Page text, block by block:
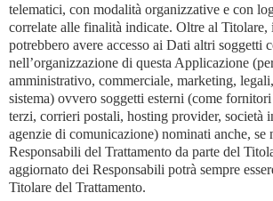
telematici, con modalità organizzative e con
correlate alle finalità indicate. Oltre al Titolare,
potrebbero avere accesso ai Dati altri soggetti
nell’organizzazione di questa Applicazione
amministrativo, commerciale, marketing,
sistema) ovvero soggetti esterni (come
terzi, corrieri postali, hosting provider, società
agenzie di comunicazione) nominati anche, se
Responsabili del Trattamento da parte del
aggiornato dei Responsabili potrà sempre
Titolare del Trattamento.